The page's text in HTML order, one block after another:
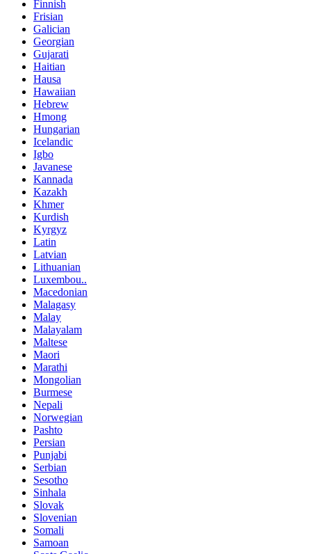
Finnish
Frisian
Galician
Georgian
Gujarati
Haitian
Hausa
Hawaiian
Hebrew
Hmong
Hungarian
Icelandic
Igbo
Javanese
Kannada
Kazakh
Khmer
Kurdish
Kyrgyz
Latin
Latvian
Lithuanian
Luxembou..
Macedonian
Malagasy
Malay
Malayalam
Maltese
Maori
Marathi
Mongolian
Burmese
Nepali
Norwegian
Pashto
Persian
Punjabi
Serbian
Sesotho
Sinhala
Slovak
Slovenian
Somali
Samoan